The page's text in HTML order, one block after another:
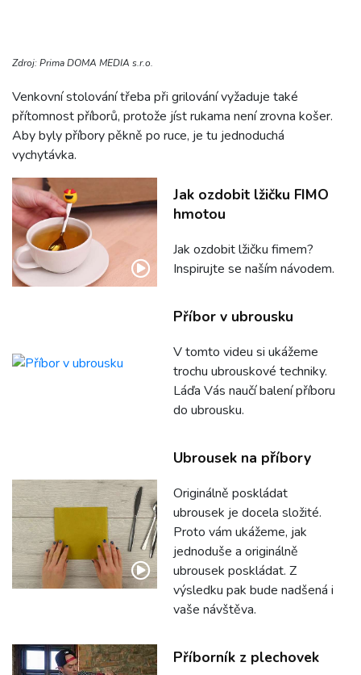
Zdroj: Prima DOMA MEDIA s.r.o.
Venkovní stolování třeba při grilování vyžaduje také
přítomnost příborů, protože jíst rukama není zrovna košer.
Aby byly příbory pěkně po ruce, je tu jednoduchá
vychytávka.
Jak ozdobit lžičku FIMO
hmotou
Jak ozdobit lžičku fimem?
Inspirujte se naším návodem.
Příbor v ubrousku
V tomto videu si ukážeme
trochu ubrouskové techniky.
Láďa Vás naučí balení příboru
do ubrousku.
Ubrousek na příbory
Originálně poskládat
ubrousek je docela složité.
Proto vám ukážeme, jak
jednoduše a originálně
ubrousek poskládat. Z
výsledku pak bude nadšená i
vaše návštěva.
Příborník z plechovek